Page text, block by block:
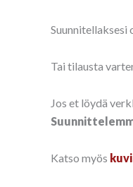
Suunnitellaksesi
Tai tilausta
Jos et löydä
Katso myös